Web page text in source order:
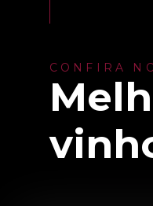
CONFIRA